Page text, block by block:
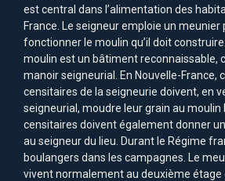
est central dans l’alimentation des
France. Le seigneur emploie un meunier
fonctionner le moulin qu’il doit
moulin est un bâtiment reconnaissable,
manoir seigneurial. En Nouvelle-France,
censitaires de la seigneurie doivent, en
seigneurial, moudre leur grain au moulin
censitaires doivent également donner
au seigneur du lieu. Durant le Régime
boulangers dans les campagnes. Le
vivent normalement au deuxième étage